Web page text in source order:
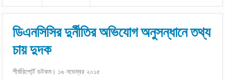
ডিএনসিসির দুর্নীতির অভিযোগ অনুসন্ধানে তথ্য
চায় দুদক
শীর্ষরিপো্র্ট ডটকম। ১৬ নভেম্বর ২০১৫